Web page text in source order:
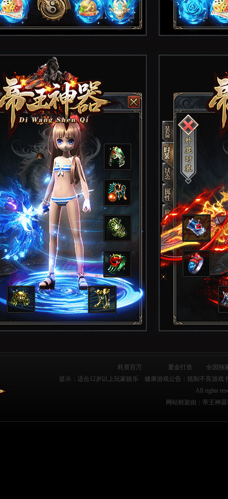
耗资百万 重金打造
全国独
提示：适合12岁以上玩家娱乐 健康游戏公告：抵制不良游戏
All rights
网站框架由： 帝王神